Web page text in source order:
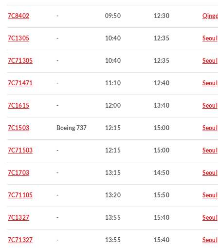
7C8402 - 09:50 12:30
7C1305 - 10:40 12:35 Seoul
7C71305 - 10:40 12:35 Seoul
7C71471 - 11:10 12:40 Seoul
7C1615 - 12:00 13:40 Seoul
7C1503 Boeing 737 12:15 15:00 Seoul
7C71503 - 12:15 15:00 Seoul
7C1703 - 13:15 14:50 Seoul
7C71105 - 13:20 15:50 Seoul
7C1327 - 13:55 15:40 Seoul
7C71327 - 13:55 15:40 Seoul